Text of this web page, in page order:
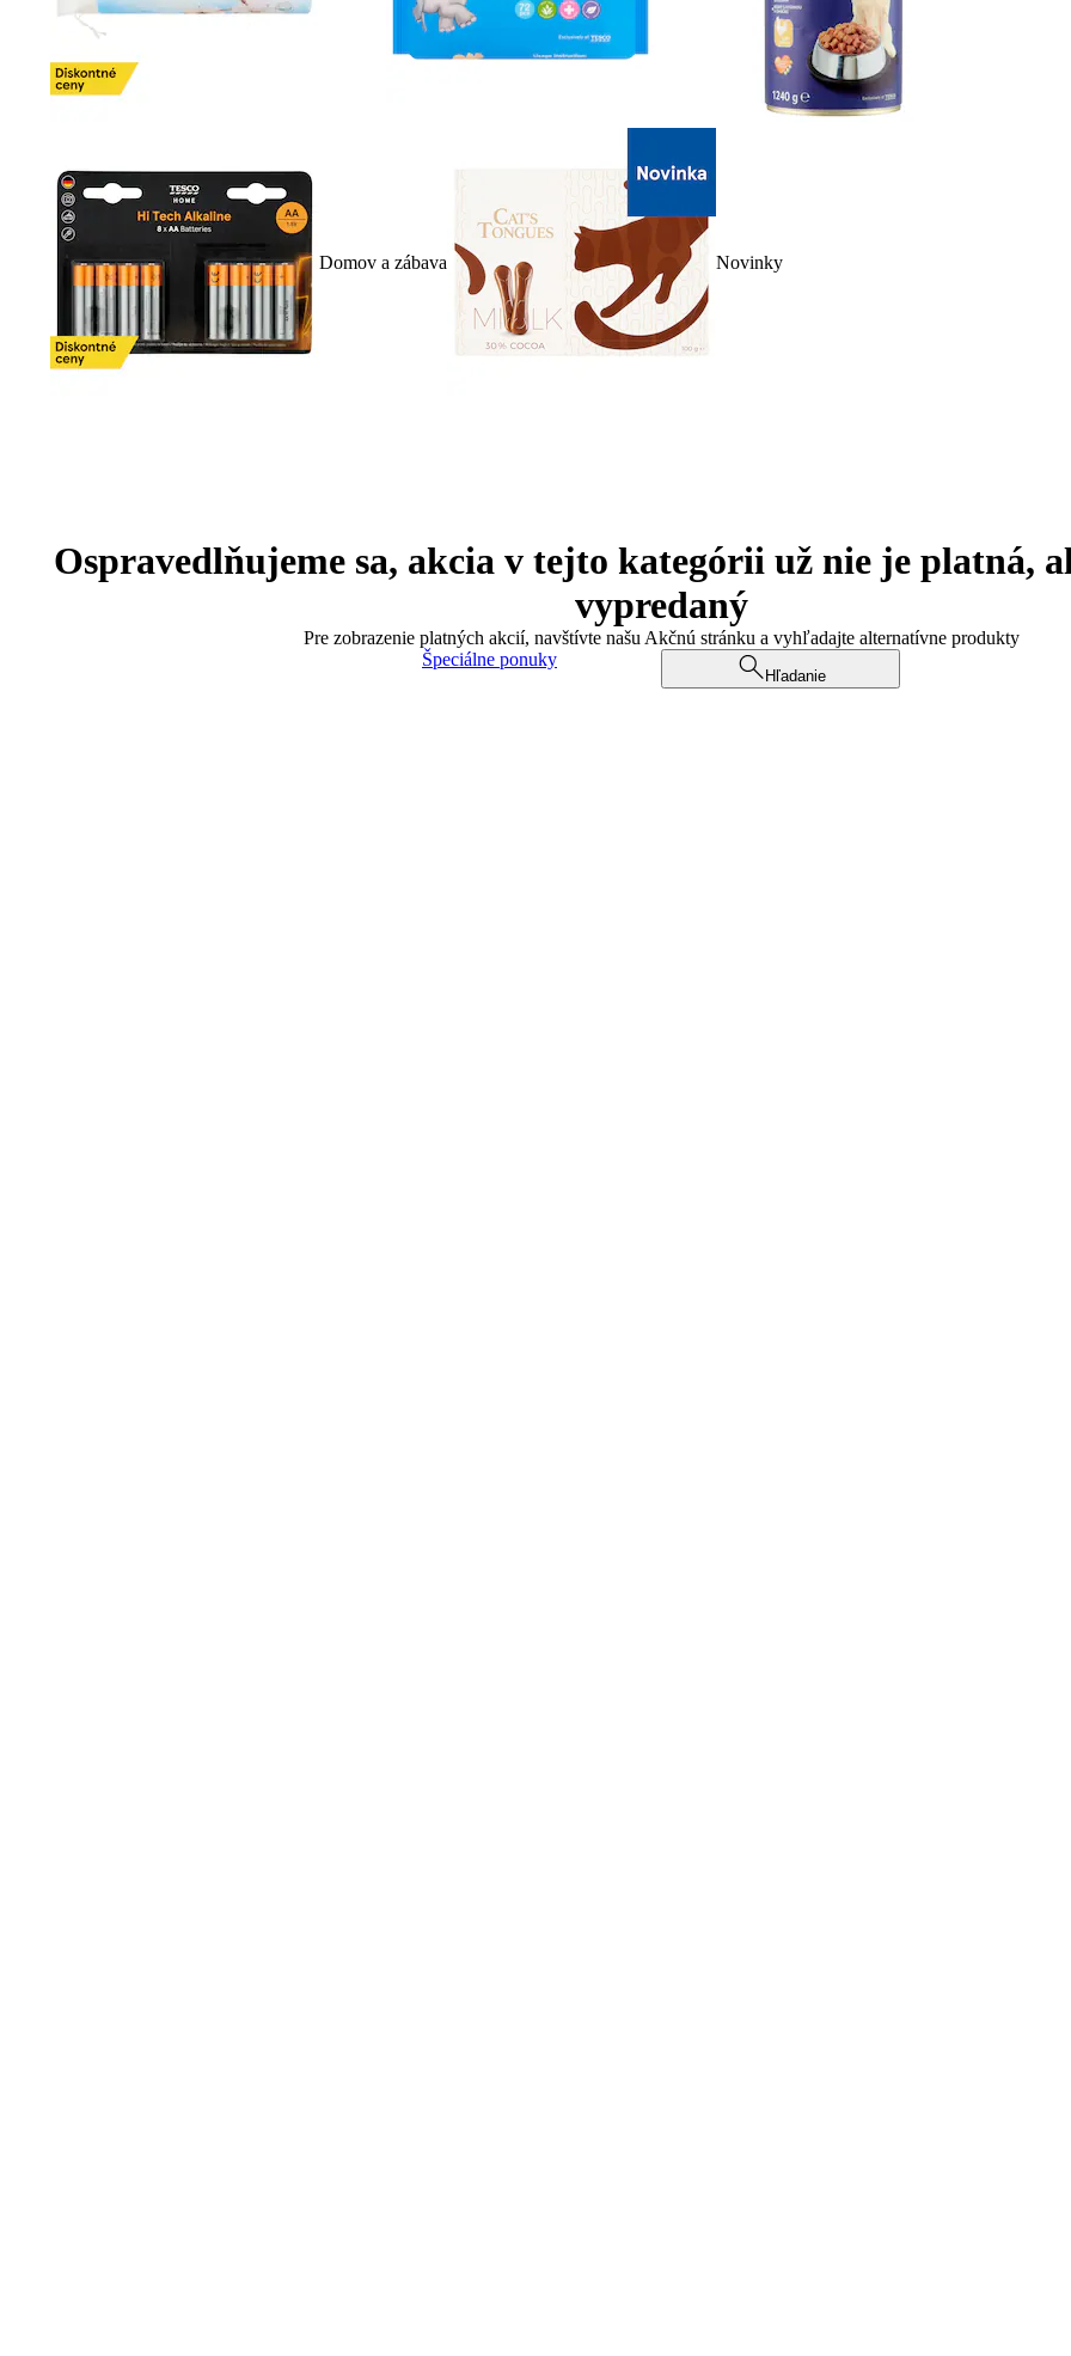
Domov a zábava Novinky
Ospravedlňujeme sa, akcia v tejto kategórii už nie je platná,
vypredaný
Pre zobrazenie platných akcií, navštívte našu Akčnú stránku a vyhľadajte alternatívne produkty
Špeciálne ponuky
Hľadanie